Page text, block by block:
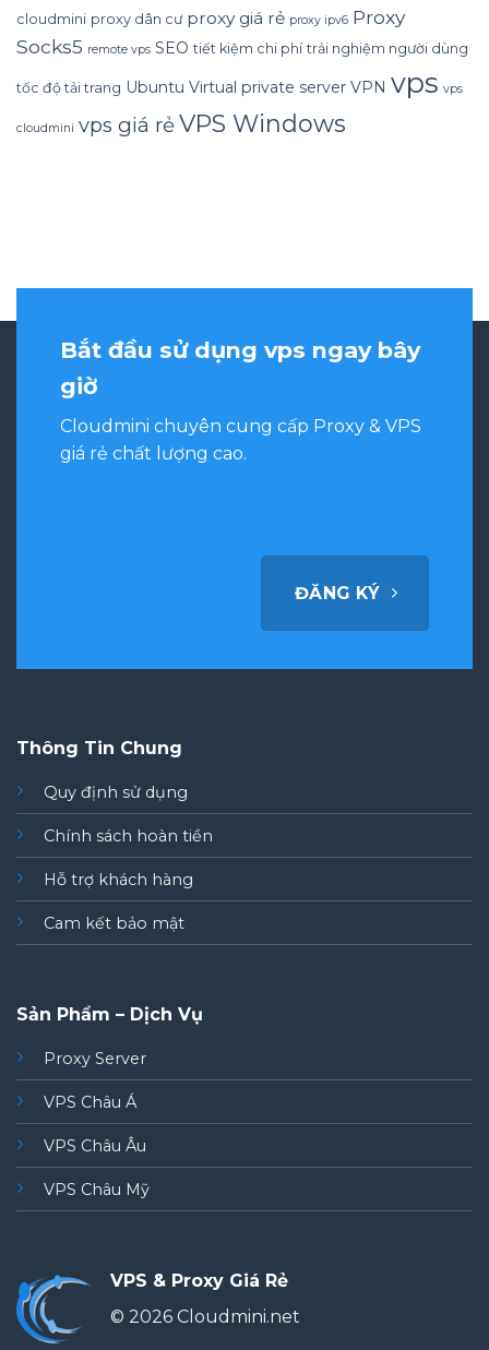
cloudmini proxy dân cư proxy giá rẻ proxy ipv6 Proxy
Socks5 remote vps SEO tiết kiệm chi phí trải nghiệm người dùng
tốc độ tải trang Ubuntu Virtual private server VPN vps vps
cloudmini vps giá rẻVPS Windows
Bắt đầu sử dụng vps ngay bây
giờ
Cloudmini chuyên cung cấp Proxy & VPS
giá rẻ chất lượng cao.
ĐĂNG KÝ
Thông Tin Chung
Quy định sử dụng
Chính sách hoàn tiền
Hỗ trợ khách hàng
Cam kết bảo mật
Sản Phẩm – Dịch Vụ
Proxy Server
VPS Châu Á
VPS Châu Âu
VPS Châu Mỹ
VPS & Proxy Giá Rẻ
© 2026 Cloudmini.net